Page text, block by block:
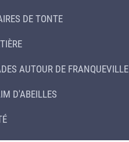
DE TONTE
AUTOUR DE FRANQUEVILLE
D'ABEILLES